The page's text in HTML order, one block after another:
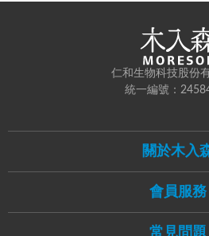
仁和生物科技股份
統一編號：
關於木入
會員服務
常見問題